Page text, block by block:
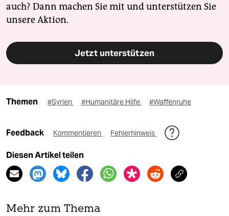
auch? Dann machen Sie mit und unterstützen Sie
unsere Aktion.
Jetzt unterstützen
Themen #Syrien #Humanitäre Hilfe #Waffenruhe
Feedback Kommentieren Fehlerhinweis
Diesen Artikel teilen
Mehr zum Thema